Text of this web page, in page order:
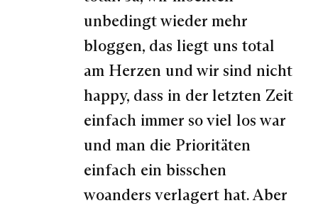
unbedingt wieder mehr
bloggen, das liegt uns total
am Herzen und wir sind nicht
happy, dass in der letzten Zeit
einfach immer so viel los war
und man die Prioritäten
einfach ein bisschen
woanders verlagert hat. Aber